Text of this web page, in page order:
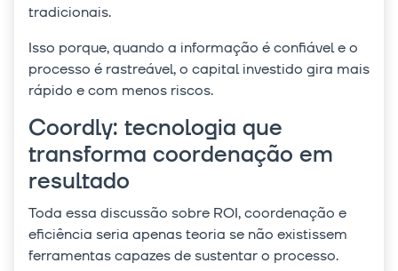
tradicionais.
Isso porque, quando a informação é confiável e o
processo é rastreável, o capital investido gira mais
rápido e com menos riscos.
Coordly: tecnologia que
transforma coordenação em
resultado
Toda essa discussão sobre ROI, coordenação e
eficiência seria apenas teoria se não existissem
ferramentas capazes de sustentar o processo.